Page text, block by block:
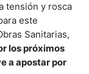
tensión y rosca
este
Sanitarias,
los próximos
a apostar por